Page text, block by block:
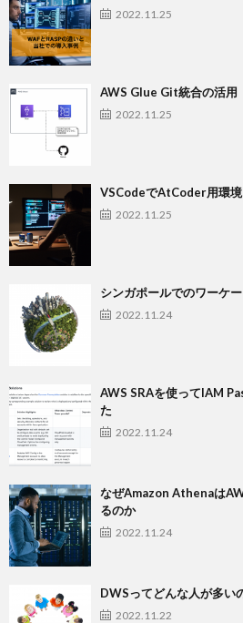
2022.11.25
AWS Glue Git統合の活用
2022.11.25
VSCodeでAtCoder用環境
2022.11.25
シンガポールでのワーケ
2022.11.24
AWS SRAを使ってIAM
た
2022.11.24
なぜAmazon Athenaは
るのか
2022.11.24
DWSってどんな人が多い
2022.11.22